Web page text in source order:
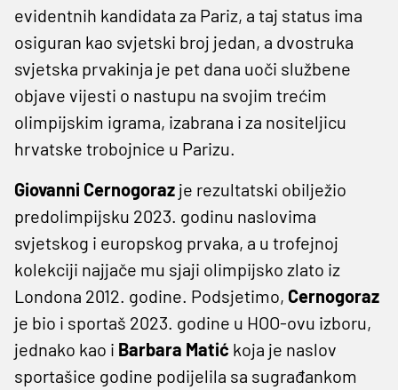
evidentnih kandidata za Pariz, a taj status ima
osiguran kao svjetski broj jedan, a dvostruka
svjetska prvakinja je pet dana uoči službene
objave vijesti o nastupu na svojim trećim
olimpijskim igrama, izabrana i za nositeljicu
hrvatske trobojnice u Parizu.
Giovanni Cernogoraz je rezultatski obilježio
predolimpijsku 2023. godinu naslovima
svjetskog i europskog prvaka, a u trofejnoj
kolekciji najjače mu sjaji olimpijsko zlato iz
Londona 2012. godine. Podsjetimo, Cernogoraz
je bio i sportaš 2023. godine u HOO-ovu izboru,
jednako kao i Barbara Matić koja je naslov
sportašice godine podijelila sa sugrađankom